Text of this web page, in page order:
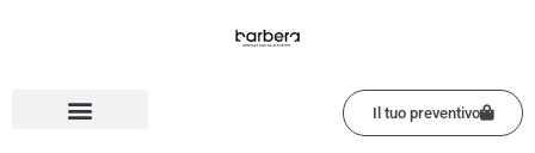
Il tuo preventivo